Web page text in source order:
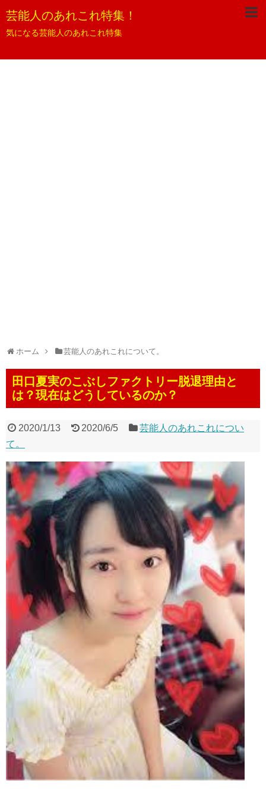
芸能人のあれこれ特集！
気になる芸能人のあれこれ特集
ホーム 芸能人のあれこれについて。
田口夏実のこぶしファクトリー脱退理由と
は？現在はどうしているのか？
2020/1/13 2020/6/5
芸能人のあれこれについ
て。